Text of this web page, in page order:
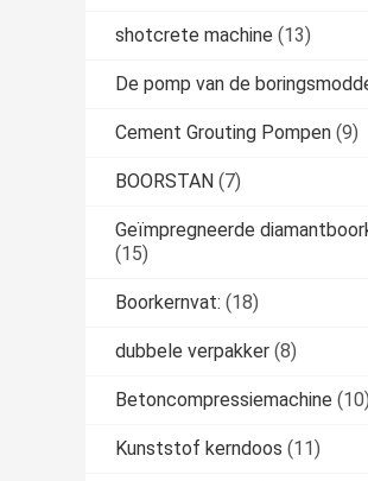
shotcrete machine (13)
De pomp van de
Cement Grouting Pompen (9)
BOORSTAN (7)
Geïmpregneerde
(15)
Boorkernvat: (18)
dubbele verpakker (8)
Betoncompressiemachine (10)
Kunststof kerndoos (11)